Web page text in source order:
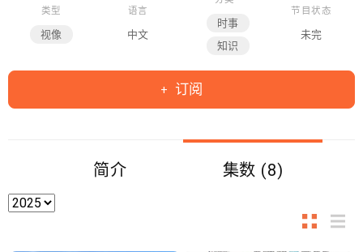
类型
视像
语言
中文
时事
知识
节目状态
未完
订阅
简介 集数 (8)